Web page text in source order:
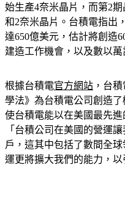
始生產4奈米晶片，而第2
和2奈米晶片。台積電指出
達650億美元，估計將創造
建造工作機會，以及數以
根據台積電官方網站 ，台
學法》為台積電公司創造
使台積電能以在美國最先
「台積公司在美國的營運
戶，這其中包括了數間全
運更將擴大我們的能力，以